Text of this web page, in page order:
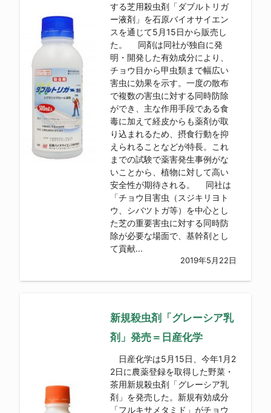
する芝用殺虫剤「ダブルトリガ
ー液剤」を石原バイオサイエン
スを通じて5月15日から販売し
た。 同剤は同社が独自に発
明・開発した有効成分により、
チョウ目から甲虫類まで幅広い
害虫に効果を示す。一度の散布
で複数の害虫に対する同時防除
ができ、主な作用手段である食
毒に加えて経皮からも薬剤が取
り込まれるため、摂食行動を抑
えられることなどが特長。これ
までの試験で薬害発生事例がな
いことから、植物に対して高い
安全性が期待される。 同社は
「チョウ目害虫（スジキリヨト
ウ、シバツトガ等）を中心とし
た芝の重要害虫に対する同時防
除が必要な場面で、基幹剤とし
て貢献...
2019年5月22日
新規殺虫剤「グレーシア乳
剤」発売＝日産化学
日産化学は5月15日、今年1月2
2日に農薬登録を取得した野菜・
茶用新規殺虫剤「グレーシア乳
剤」を発売した。新規有効成分
「フルキサメタミド」がチョウ